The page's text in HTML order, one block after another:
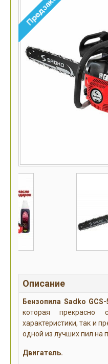
Описание
Бензопила Sadko GCS-
которая прекрасно
характеристики, так и
одной из лучших пил на
Двигатель.